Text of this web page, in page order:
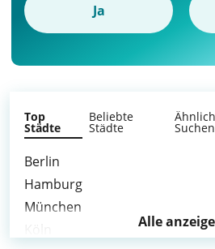
Ja
Top
Städte
Beliebte
Städte Suchen
Berlin
Hamburg
München
Alle